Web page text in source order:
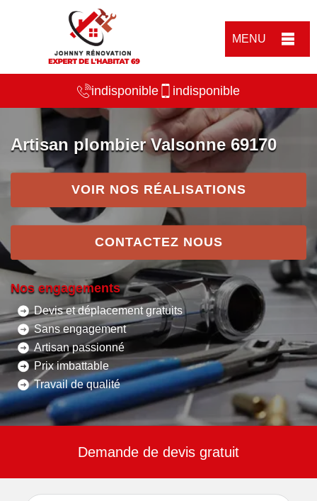
MENU
indisponible indisponible
Artisan plombier Valsonne 69170
VOIR NOS RÉALISATIONS
CONTACTEZ NOUS
Nos engagements
Devis et déplacement gratuits
Sans engagement
Artisan passionné
Prix imbattable
Travail de qualité
Demande de devis gratuit